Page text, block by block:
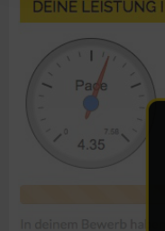
Erstellung von
Verwendung von
Erstellung von
Verwendung von